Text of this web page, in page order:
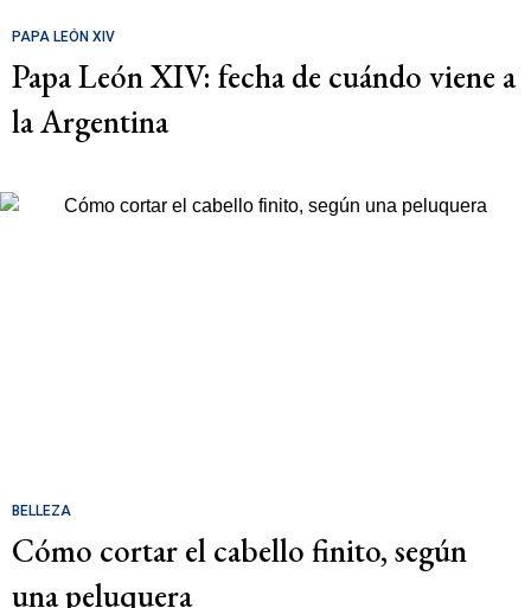
PAPA LEÓN XIV
Papa León XIV: fecha de cuándo viene a
la Argentina
BELLEZA
Cómo cortar el cabello finito, según
una peluquera